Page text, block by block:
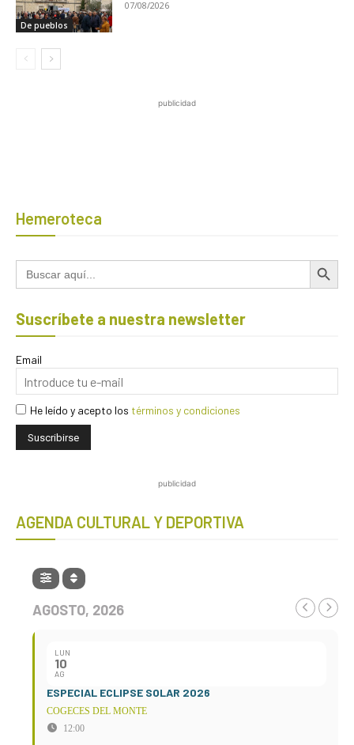
De pueblos
07/08/2026
publicidad
Hemeroteca
Buscar: Botón de
Suscríbete a nuestra newsletter
Email
He leído y acepto los términos y condiciones
publicidad
AGENDA CULTURAL Y DEPORTIVA
AGOSTO, 2026
LUN
10
AG
ESPECIAL ECLIPSE SOLAR 2026
COGECES DEL MONTE
12:00